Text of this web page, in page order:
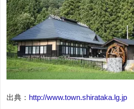
出典： http://www.town.shirataka.lg.jp